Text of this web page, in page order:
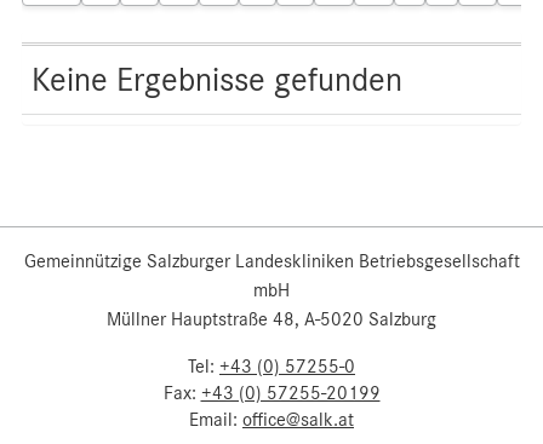
Keine Ergebnisse gefunden
Gemeinnützige Salzburger Landeskliniken Betriebsgesellschaft
mbH
Müllner Hauptstraße 48, A-5020 Salzburg
Tel: +43 (0) 57255-0
Fax: +43 (0) 57255-20199
Email: office@salk.at